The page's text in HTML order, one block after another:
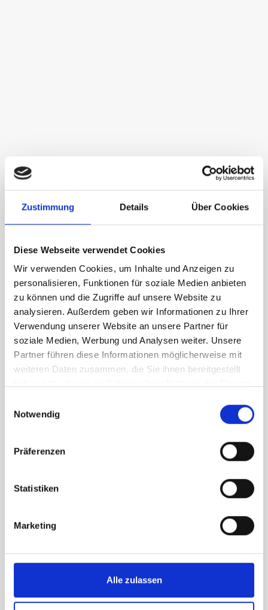
Zustimmung Details Über Cookies
Diese Webseite verwendet Cookies
Wir verwenden Cookies, um Inhalte und Anzeigen zu
personalisieren, Funktionen für soziale Medien anbieten
zu können und die Zugriffe auf unsere Website zu
analysieren. Außerdem geben wir Informationen zu Ihrer
Verwendung unserer Website an unsere Partner für
soziale Medien, Werbung und Analysen weiter. Unsere
Partner führen diese Informationen möglicherweise mit
weiteren Daten zusammen, die Sie ihnen bereitgestellt
Notwendig
Präferenzen
Statistiken
Marketing
Alle zulassen
Baufinanzierung in
Krumbach
Wir begleiten Deine Baufinanzierung in
Krumbach von A bis Z. Wir helfen Dir die
richtige Bank mit einem angebrachten Zins zu
finden.